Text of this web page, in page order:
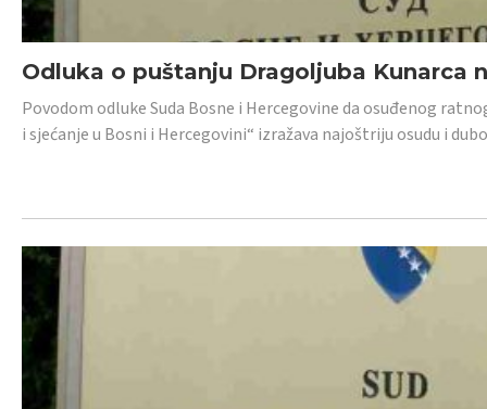
Odluka o puštanju Dragoljuba Kunarca
Povodom odluke Suda Bosne i Hercegovine da osuđenog
i sjećanje u Bosni i Hercegovini“ izražava najoštriju osudu i